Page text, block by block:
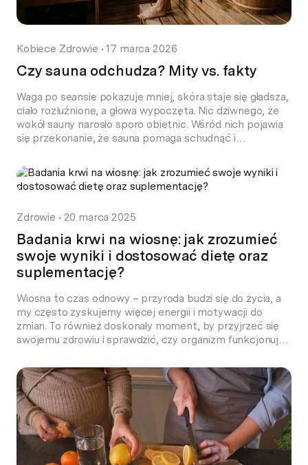
Kobiece Zdrowie •17 marca 2026
Czy sauna odchudza? Mity vs. fakty
Waga po seansie pokazuje mniej, skóra staje się gładsza,
ciało rozluźnione, a głowa wypoczęta. Nic dziwnego, że
wokół sauny narosło sporo obietnic. Wśród nich pojawia
się przekonanie, że sauna pomaga schudnąć i
sauna naprawdę odchudza, zwłaszcza gdy wystarczy
wejść do nagrzanej kabiny i po kilkunastu minutach
zobaczyć niższy […]
Zdrowie • 20 marca 2025
Badania krwi na wiosnę: jak zrozumieć
swoje wyniki i dostosować dietę oraz
suplementację?
Wiosna to czas odnowy – przyroda budzi się do życia, a
my często zyskujemy więcej energii i motywacji do
zmian. To również doskonały moment, by przyjrzeć się
swojemu zdrowiu i sprawdzić, czy organizm funkcjonuje
zmęczenie, obniżona odporność czy problemy ze snem
to nie tylko kwestia stylu życia, ale również sygnały […]